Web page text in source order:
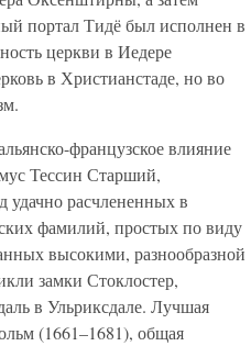
портал Тидё был исполнен в
церкви в Иедере
в Христианстаде, но во
французское влияние
Тессин Старший,
расчлененных в
фамилий, простых по виду
высокими, разнообразной
замки Стоклостер,
в Ульриксдале. Лучшая
(1661–1681), общая